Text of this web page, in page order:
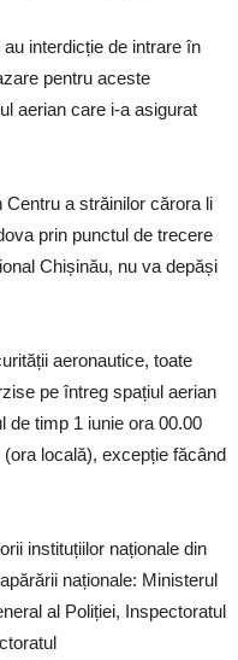
interdicție de intrare în
pentru aceste
aerian care i-a asigurat
a străinilor cărora li
prin punctul de trecere
Chișinău, nu va depăși
aeronautice, toate
pe întreg spațiul aerian
de timp 1 iunie ora 00.00
locală), excepție făcând
instituțiilor naționale din
naționale: Ministerul
al Poliției, Inspectoratul